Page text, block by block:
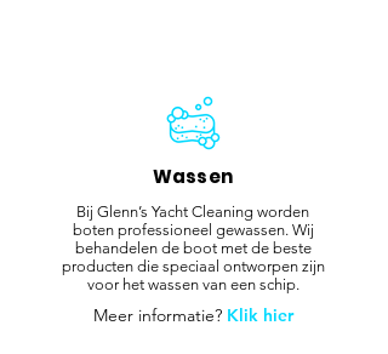
Wassen
Bij Glenn’s Yacht Cleaning worden
boten professioneel gewassen. Wij
behandelen de boot met de beste
producten die speciaal ontworpen zijn
voor het wassen van een schip.
Meer informatie? Klik hier